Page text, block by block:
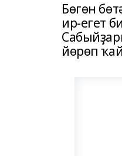
Бөгөн
ир-егет
йөрөп